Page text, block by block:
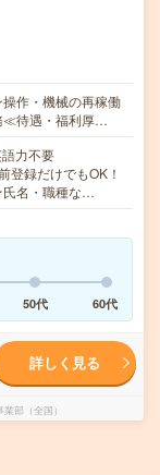
作・機械の再稼働
≪待遇・福利厚…
力不要
録だけでもOK！
氏名・職種な…
50代 60代
詳しく見る
部（全国）